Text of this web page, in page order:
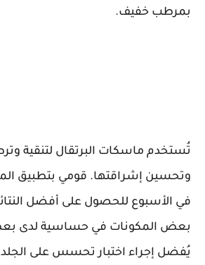
بمرطب خفيف.
تُستخدم ماسكات البرتقال لتنقية
وتحسين إشراقتها. قومي بتطبيق
في الأسبوع للحصول على أفضل
بعض المكونات في حساسية لدى
يُفضل إجراء اختبار تحسس على